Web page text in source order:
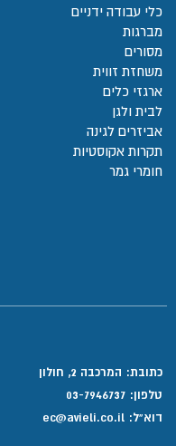
כלי עבודה ידניים
מברגות
מסורים
משחזת זווית
ארגזי כלים
לבית ולגן
אביזרים לגינה
תקרות אקוסטיות
חומרי גמר
כתובת: המרכבה 2, חולון
טלפון: 03-7946737
דוא”ל: